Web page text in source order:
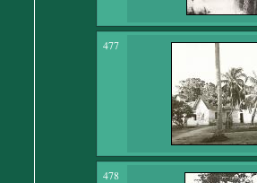
477
478